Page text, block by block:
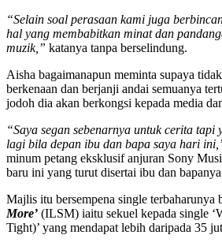
“Selain soal perasaan kami juga
hal yang membabitkan minat dan
muzik,” katanya tanpa berselindung.
Aisha bagaimanapun meminta supaya
berkenaan dan berjanji andai semuanya
jodoh dia akan berkongsi kepada media
“Saya segan sebenarnya untuk cerita
lagi bila depan ibu dan bapa saya hari
minum petang eksklusif anjuran Sony
baru ini yang turut disertai ibu dan
Majlis itu bersempena single terbaharunya
More’ (ILSM) iaitu sekuel kepada single
Tight)’ yang mendapat lebih daripada 35